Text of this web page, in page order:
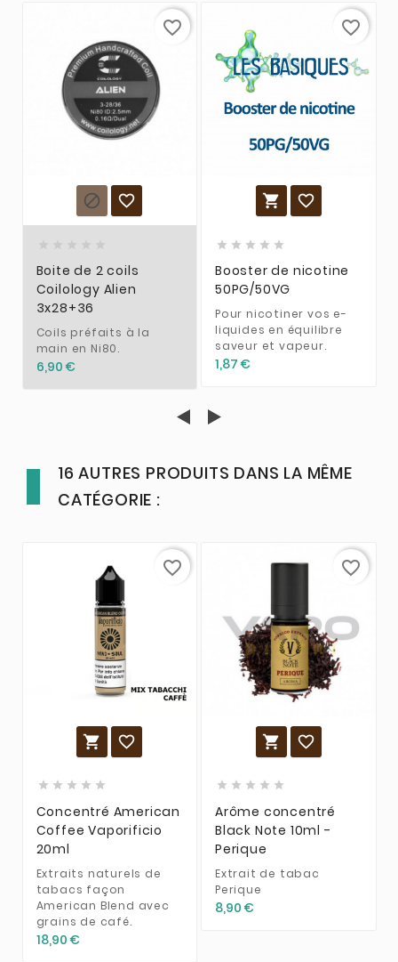
 
Boite de 2 coils
Coilology Alien
3x28+36
Coils préfaits à la
main en Ni80.
6,90 €
favorite_border
 
    
Booster de nicotine
50PG/50VG
Pour nicotiner vos e-
liquides en équilibre
saveur et vapeur.
1,87 €
favorite_border
16 AUTRES PRODUITS DANS LA MÊME
CATÉGORIE :
 
    
Concentré American
Coffee Vaporificio
20ml
Extraits naturels de
tabacs façon
American Blend avec
grains de café.
18,90 €
favorite_border
 
    
Arôme concentré
Black Note 10ml -
Perique
Extrait de tabac
Perique
8,90 €
favorite_border